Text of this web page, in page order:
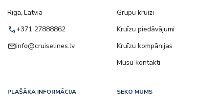
Riga, Latvia
call+371 27888862
emailinfo@cruiselines.lv
Grupu kruīzi
Kruīzu piedāvājumi
Kruīzu kompānijas
Mūsu kontakti
PLAŠĀKA INFORMĀCIJA SEKO MUMS